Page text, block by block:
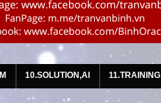
10.SOLUTION,AI 11.TRAINING